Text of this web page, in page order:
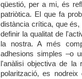
qüestió, per a mi, és
patriòtica. El que fa
distància crítica, que
definir la qualitat de
la nostra. A més
adhesions simples –o
l'anàlisi objectiva de
polarització, es